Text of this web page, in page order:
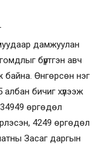
дамжуулан
бүртгэн авч
байна. Өнгөрсөн нэг
бичиг хүлээж
өргөдөл
4249 өргөдөл
Засаг даргын